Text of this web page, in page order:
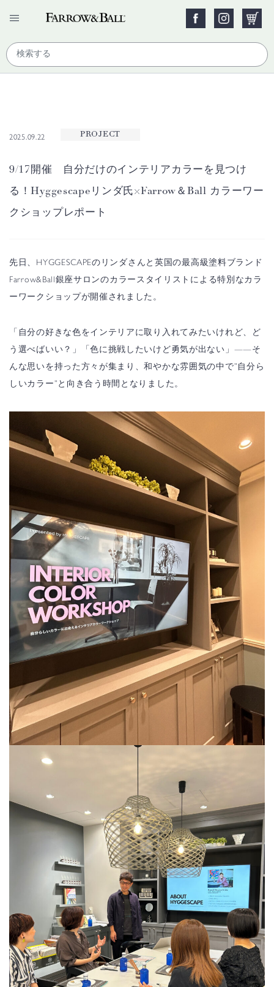
2025.09.22 PROJECT
9/17開催 自分だけのインテリアカラーを見つけ
る！Hyggescapeリンダ氏×Farrow＆Ball カラーワー
クショップレポート
先日、HYGGESCAPEのリンダさんと英国の最高級塗料ブランド
Farrow&Ball銀座サロンのカラースタイリストによる特別なカラ
ーワークショップが開催されました。
「自分の好きな色をインテリアに取り入れてみたいけれど、ど
う選べばいい？」「色に挑戦したいけど勇気が出ない」——そ
んな思いを持った方々が集まり、和やかな雰囲気の中で”自分ら
しいカラー”と向き合う時間となりました。